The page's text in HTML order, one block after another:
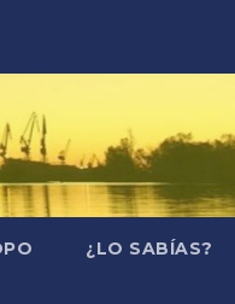
¿LO SABÍAS?